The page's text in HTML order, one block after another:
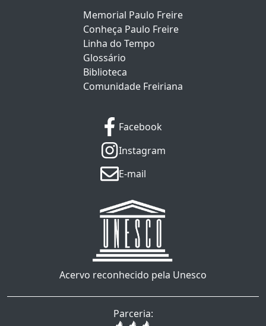
Memorial Paulo Freire
Conheça Paulo Freire
Linha do Tempo
Glossário
Biblioteca
Comunidade Freiriana
Facebook
Instagram
E-mail
Acervo reconhecido pela Unesco
Parceria: